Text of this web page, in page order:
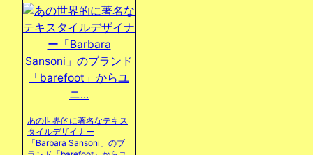
あの世界的に著名なテキス
タイルデザイナー
「Barbara Sansoni」のブ